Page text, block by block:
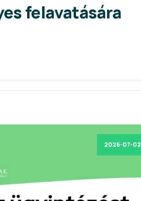
felavatására
2026-07-02